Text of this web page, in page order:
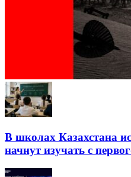
В школах Казахстана
начнут изучать с